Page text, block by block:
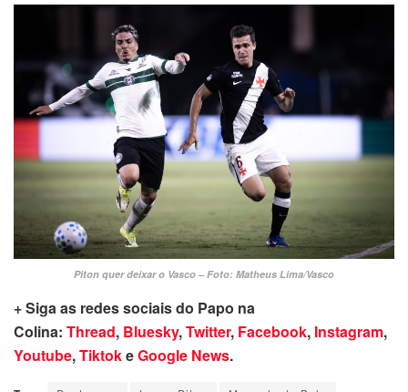
Piton quer deixar o Vasco – Foto: Matheus Lima/Vasco
+ Siga as redes sociais do Papo na
Colina: Thread, Bluesky,Twitter, Facebook, Instagram,
Youtube,TiktokeGoogle News.